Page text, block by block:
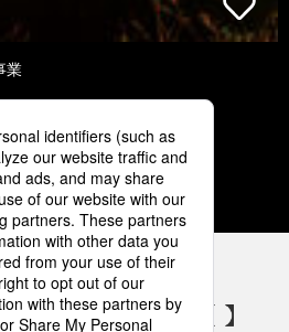
業
3 4 5
気設備 SNSアカウント